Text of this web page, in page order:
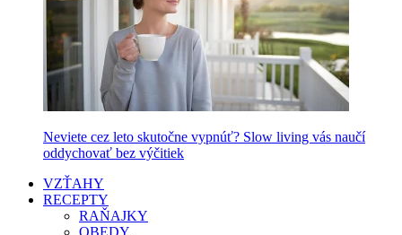
Neviete cez leto skutočne vypnúť? Slow living vás naučí
oddychovať bez výčitiek
VZŤAHY
RECEPTY
RAŇAJKY
OBEDY